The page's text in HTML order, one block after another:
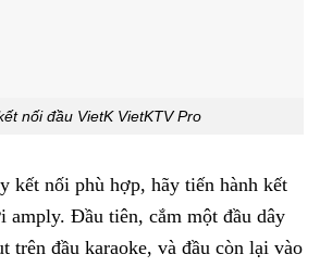
nối đầu VietK VietKTV Pro
kết nối phù hợp, hãy tiến hành kết
amply. Đầu tiên, cắm một đầu dây
trên đầu karaoke, và đầu còn lại vào